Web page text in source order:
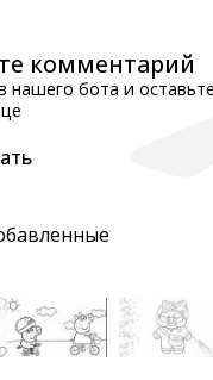
комментарий
нашего бота и